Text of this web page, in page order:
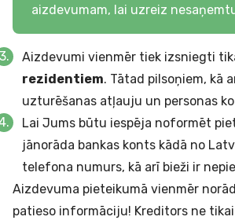
aizdevumam, lai uzreiz
Aizdevumi vienmēr tiek izsniegti
rezidentiem. Tātad pilsoņiem, kā
uzturēšanas atļauju un personas
Lai Jums būtu iespēja noformēt
jānorāda bankas konts kādā no
telefona numurs, kā arī bieži ir
Aizdevuma pieteikumā vienmēr
patieso informāciju! Kreditors ne